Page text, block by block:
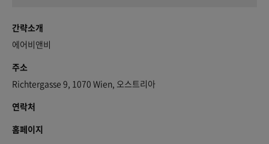
간략소개
에어비앤비
주소
Richtergasse 9, 1070 Wien, 오스트리아
연락처
홈페이지